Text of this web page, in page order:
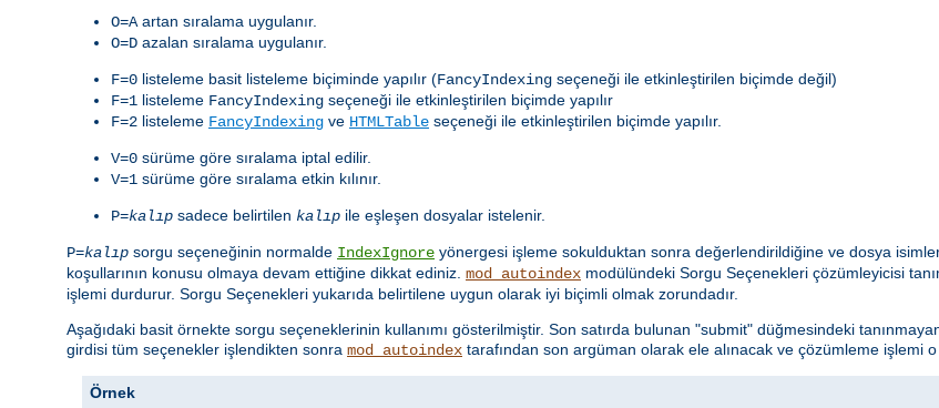
O=A artan sıralama uygulanır.
O=D azalan sıralama uygulanır.
F=0 listeleme basit listeleme biçiminde yapılır (FancyIndexing seçeneği ile etkinleştirilen biçimde değil)
F=1 listeleme FancyIndexing seçeneği ile etkinleştirilen biçimde yapılır
F=2 listeleme FancyIndexing ve HTMLTable seçeneği ile etkinleştirilen biçimde yapılır.
V=0 sürüme göre sıralama iptal edilir.
V=1 sürüme göre sıralama etkin kılınır.
P=kalıp sadece belirtilen kalıp ile eşleşen dosyalar istelenir.
P=kalıp sorgu seçeneğinin normalde IndexIgnore yönergesi işleme sokulduktan sonra değerlendirildiğine ve dosya
koşullarının konusu olmaya devam ettiğine dikkat ediniz. mod_autoindex modülündeki Sorgu Seçenekleri çözümleyicisi
işlemi durdurur. Sorgu Seçenekleri yukarıda belirtilene uygun olarak iyi biçimli olmak zorundadır.
Aşağıdaki basit örnekte sorgu seçeneklerinin kullanımı gösterilmiştir. Son satırda bulunan "submit" düğmesindeki
girdisi tüm seçenekler işlendikten sonra mod_autoindex tarafından son argüman olarak ele alınacak ve çözümleme işlemi o
Örnek